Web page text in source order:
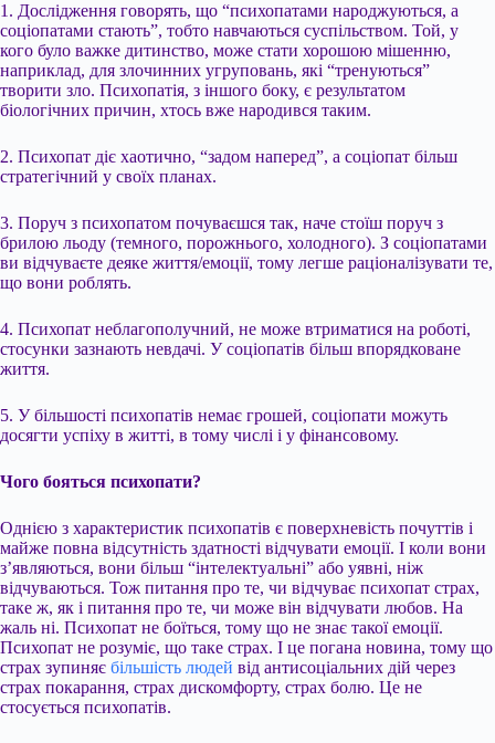
1. Дослідження говорять, що “психопатами народжуються, а
соціопатами стають”, тобто навчаються суспільством. Той, у
кого було важке дитинство, може стати хорошою мішенню,
наприклад, для злочинних угруповань, які “тренуються”
творити зло. Психопатія, з іншого боку, є результатом
біологічних причин, хтось вже народився таким.
2. Психопат діє хаотично, “задом наперед”, а соціопат більш
стратегічний у своїх планах.
3. Поруч з психопатом почуваєшся так, наче стоїш поруч з
брилою льоду (темного, порожнього, холодного). З соціопатами
ви відчуваєте деяке життя/емоції, тому легше раціоналізувати те,
що вони роблять.
4. Психопат неблагополучний, не може втриматися на роботі,
стосунки зазнають невдачі. У соціопатів більш впорядковане
життя.
5. У більшості психопатів немає грошей, соціопати можуть
досягти успіху в житті, в тому числі і у фінансовому.
Чого бояться психопати?
Однією з характеристик психопатів є поверхневість почуттів і
майже повна відсутність здатності відчувати емоції. І коли вони
з’являються, вони більш “інтелектуальні” або уявні, ніж
відчуваються. Тож питання про те, чи відчуває психопат страх,
таке ж, як і питання про те, чи може він відчувати любов. На
жаль ні. Психопат не боїться, тому що не знає такої емоції.
Психопат не розуміє, що таке страх. І це погана новина, тому що
страх зупиняє більшість людей від антисоціальних дій через
страх покарання, страх дискомфорту, страх болю. Це не
стосується психопатів.